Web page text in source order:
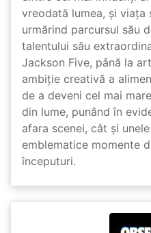
vreodată lumea, și viața
urmărind parcursul său
talentului său
Jackson Five, până la
ambiție creativă a
de a deveni cel mai
din lume, punând în
afara scenei, cât și
emblematice momente
începuturi.